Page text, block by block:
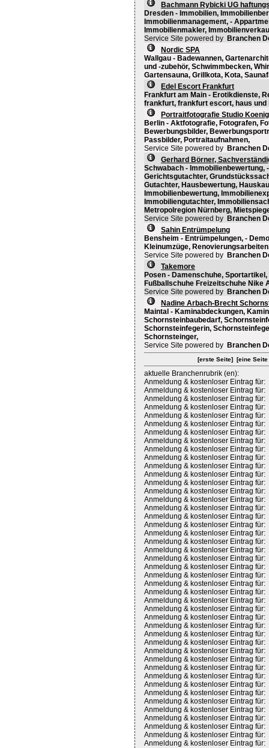
Bachmann Rybicki UG
Dresden - Immobilien,
Immobilienmanagement, -
Immobilienmakler,
Service Site powered by Branchen
Nordic SPA
Wallgau - Badewannen,
und -zubehör, Schwimmbecken,
Gartensauna, Grillkota, Kota,
Edel Escort Frankfurt
Frankfurt am Main - Erotikdienste,
frankfurt, frankfurt escort, haus und
Portraitfotografie Studio Koenig
Berlin - Aktfotografie, Fotografen,
Bewerbungsbilder,
Passbilder, Portraitaufnahmen,
Service Site powered by Branchen
Gerhard Börner,
Schwabach - Immobilienbewertung,
Gerichtsgutachter,
Gutachter, Hausbewertung,
Immobilienbewertung,
Immobiliengutachter,
Metropolregion Nürnberg,
Service Site powered by Branchen
Sahin Entrümpelung
Bensheim - Entrümpelungen, -
Kleinumzüge,
Service Site powered by Branchen
Takemore
Posen - Damenschuhe,
Fußballschuhe Freizeitschuhe Nike
Service Site powered by Branchen
Nadine Arbach-Brecht
Maintal - Kaminabdeckungen,
Schornsteinbaubedarf,
Schornsteinfegerin,
Schornsteinger,
Service Site powered by Branchen
[erste Seite] [eine
aktuelle Branchenrubrik (en):
Anmeldung & kostenloser Eintrag für:
Anmeldung & kostenloser Eintrag für:
Anmeldung & kostenloser Eintrag für:
Anmeldung & kostenloser Eintrag für:
Anmeldung & kostenloser Eintrag für:
Anmeldung & kostenloser Eintrag für:
Anmeldung & kostenloser Eintrag für:
Anmeldung & kostenloser Eintrag für:
Anmeldung & kostenloser Eintrag für:
Anmeldung & kostenloser Eintrag für:
Anmeldung & kostenloser Eintrag für:
Anmeldung & kostenloser Eintrag für:
Anmeldung & kostenloser Eintrag für:
Anmeldung & kostenloser Eintrag für:
Anmeldung & kostenloser Eintrag für:
Anmeldung & kostenloser Eintrag für:
Anmeldung & kostenloser Eintrag für:
Anmeldung & kostenloser Eintrag für:
Anmeldung & kostenloser Eintrag für:
Anmeldung & kostenloser Eintrag für:
Anmeldung & kostenloser Eintrag für:
Anmeldung & kostenloser Eintrag für:
Anmeldung & kostenloser Eintrag für:
Anmeldung & kostenloser Eintrag für:
Anmeldung & kostenloser Eintrag für:
Anmeldung & kostenloser Eintrag für:
Anmeldung & kostenloser Eintrag für:
Anmeldung & kostenloser Eintrag für:
Anmeldung & kostenloser Eintrag für:
Anmeldung & kostenloser Eintrag für:
Anmeldung & kostenloser Eintrag für:
Anmeldung & kostenloser Eintrag für:
Anmeldung & kostenloser Eintrag für:
Anmeldung & kostenloser Eintrag für:
Anmeldung & kostenloser Eintrag für:
Anmeldung & kostenloser Eintrag für:
Anmeldung & kostenloser Eintrag für:
Anmeldung & kostenloser Eintrag für:
Anmeldung & kostenloser Eintrag für:
Anmeldung & kostenloser Eintrag für:
Anmeldung & kostenloser Eintrag für:
Anmeldung & kostenloser Eintrag für:
Anmeldung & kostenloser Eintrag für:
Anmeldung & kostenloser Eintrag für: